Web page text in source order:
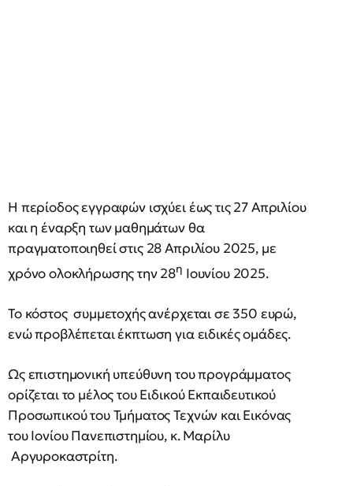
Η περίοδος εγγραφών ισχύει έως τις 27 Απριλίου
και η έναρξη των μαθημάτων θα
πραγματοποιηθεί στις 28 Απριλίου 2025, με
χρόνο ολοκλήρωσης την 28η Ιουνίου 2025.
Το κόστος συμμετοχής ανέρχεται σε 350 ευρώ,
ενώ προβλέπεται έκπτωση για ειδικές ομάδες.
Ως επιστημονική υπεύθυνη του προγράμματος
ορίζεται το μέλος του Ειδικού Εκπαιδευτικού
Προσωπικού του Τμήματος Τεχνών και Εικόνας
του Ιονίου Πανεπιστημίου, κ. Μαρίλυ
Αργυροκαστρίτη.